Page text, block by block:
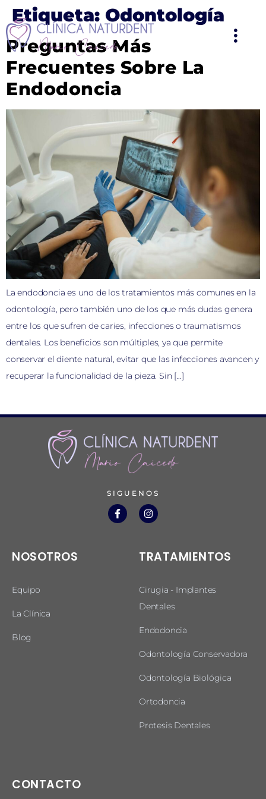
Etiqueta: Odontología
Preguntas Más
Frecuentes Sobre La
Endodoncia
La endodoncia es uno de los tratamientos más comunes en la
odontología, pero también uno de los que más dudas genera
entre los que sufren de caries, infecciones o traumatismos
dentales. Los beneficios son múltiples, ya que permite
conservar el diente natural, evitar que las infecciones avancen y
recuperar la funcionalidad de la pieza. Sin […]
SIGUENOS
NOSOTROS
Equipo
La Clínica
Blog
TRATAMIENTOS
Cirugia - Implantes
Dentales
Endodoncia
Odontología Conservadora
Odontología Biológica
Ortodoncia
Protesis Dentales
CONTACTO